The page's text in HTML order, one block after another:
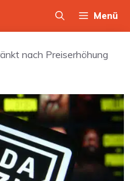
Menü
nach Preiserhöhung